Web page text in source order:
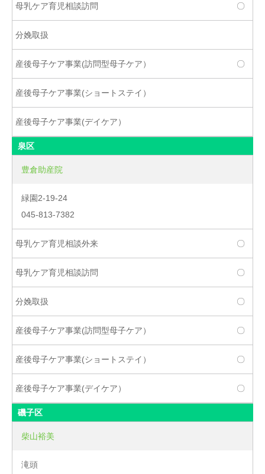
〇
〇
泉区
豊倉助産院
緑園2-19-24
045-813-7382
〇
〇
〇
〇
〇
〇
磯子区
柴山裕美
滝頭